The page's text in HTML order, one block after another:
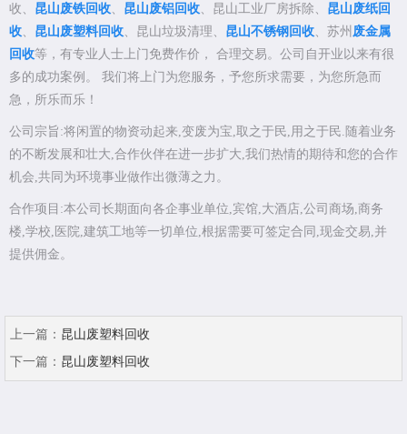
收、 昆山废铁回收 昆山废铝回收 、昆山工业厂房拆除、 昆山废纸回
收
昆山废塑料回收 、昆山垃圾清理、 昆山不锈钢回收 、苏州 废金属
回收等，有专业人士上门免费作价， 合理交易。公司自开业以来有很
多的成功案例。 我们将上门为您服务，予您所求需要，为您所急而
急，所乐而乐！
公司宗旨:将闲置的物资动起来,变废为宝,取之于民,用之于民.随着业务
的不断发展和壮大,合作伙伴在进一步扩大,我们热情的期待和您的合作
机会,共同为环境事业做作出微薄之力。
合作项目:本公司长期面向各企事业单位,宾馆,大酒店,公司商场,商务
楼,学校,医院,建筑工地等一切单位,根据需要可签定合同,现金交易,并
提供佣金。
上一篇： 昆山废塑料回收
下一篇： 昆山废塑料回收